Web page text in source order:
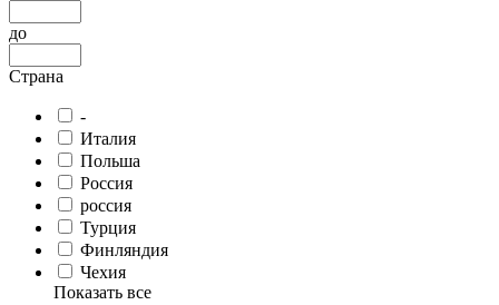
до
Страна
-
Италия
Польша
Россия
россия
Турция
Финляндия
Чехия
Показать все